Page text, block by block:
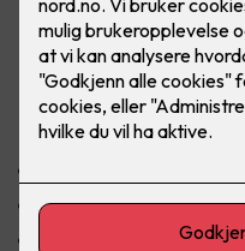
Plus 315 LED
ELKO Plus dimmer.
Tilgjengelig i alle ELKO
Passer inn i standard